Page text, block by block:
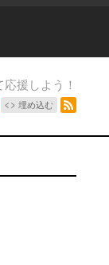
応援しよう！
埋め込む